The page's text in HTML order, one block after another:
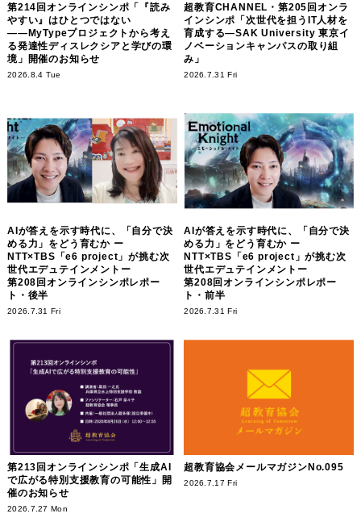
第214回オンラインシンポ「『読み
やすい』はひとつではない
――MyTypeプロジェクトから考え
る発達性ディスレクシアと学びの環
境」開催のお知らせ
2026.8.4 Tue
超教育CHANNEL・第205回オンラ
インシンポ「次世代を担うIT人材を
育成する―SAK University 東京イ
ノベーションキャンパスの取り組
み」
2026.7.31 Fri
AIが答えを示す時代に、「自分で決
める力」をどう育むか ー
NTT×TBS「e6 project」が挑む次
世代エデュテインメントー
第208回オンラインシンポレポー
ト・後半
2026.7.31 Fri
AIが答えを示す時代に、「自分で決
める力」をどう育むか ー
NTT×TBS「e6 project」が挑む次
世代エデュテインメントー
第208回オンラインシンポレポー
ト・前半
2026.7.31 Fri
第213回オンラインシンポ「生成AI
で広がる特別支援教育の可能性」開
催のお知らせ
2026.7.27 Mon
超教育協会メールマガジンNo.095
2026.7.17 Fri